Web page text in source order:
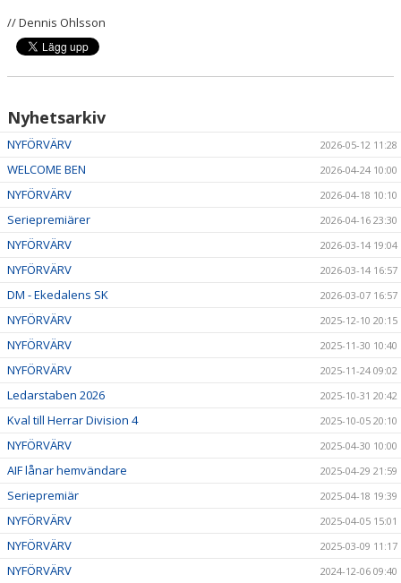
// Dennis Ohlsson
Nyhetsarkiv
NYFÖRVÄRV 2026-05-12 11:28
WELCOME BEN 2026-04-24 10:00
NYFÖRVÄRV 2026-04-18 10:10
Seriepremiärer 2026-04-16 23:30
NYFÖRVÄRV 2026-03-14 19:04
NYFÖRVÄRV 2026-03-14 16:57
DM - Ekedalens SK 2026-03-07 16:57
NYFÖRVÄRV 2025-12-10 20:15
NYFÖRVÄRV 2025-11-30 10:40
NYFÖRVÄRV 2025-11-24 09:02
Ledarstaben 2026 2025-10-31 20:42
Kval till Herrar Division 4 2025-10-05 20:10
NYFÖRVÄRV 2025-04-30 10:00
AIF lånar hemvändare 2025-04-29 21:59
Seriepremiär 2025-04-18 19:39
NYFÖRVÄRV 2025-04-05 15:01
NYFÖRVÄRV 2025-03-09 11:17
NYFÖRVÄRV 2024-12-06 09:40